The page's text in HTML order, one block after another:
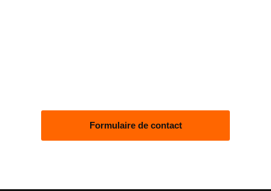
Formulaire de contact